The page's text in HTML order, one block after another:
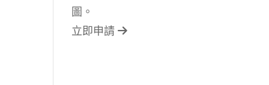
圖。
立即申請